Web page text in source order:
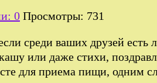
0 Просмотры: 731
среди ваших друзей есть
или даже стихи,
для приема пищи, одним